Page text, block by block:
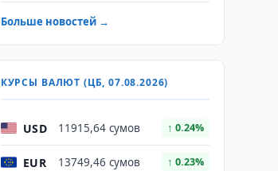
Больше новостей →
КУРСЫ ВАЛЮТ (ЦБ, 07.08.2026)
USD 11915,64 сумов ↑ 0.24%
EUR 13749,46 сумов ↑ 0.23%